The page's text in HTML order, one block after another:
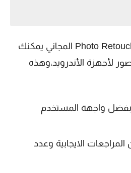
جدير بالذكر أن تطبيق Photo Retouch المجاني يمكنك
لأجهزة الأندرويد،وهذه
واجهة المستخدم
الايجابية وعدد